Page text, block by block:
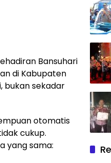
Bansuhari
di Kabupaten
bukan sekadar
otomatis
cukup.
yang sama: